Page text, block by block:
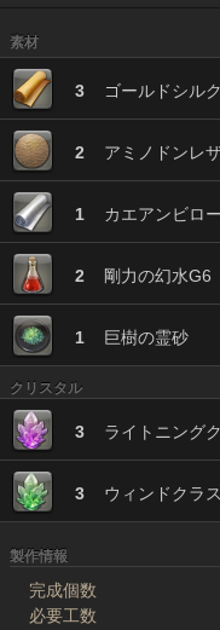
素材
3 ゴールドシルク
2 アミノドンレ
1 カエアンビロ
2 剛力の幻水G6
1 巨樹の霊砂
クリスタル
3 ライトニング
3 ウィンドクラ
製作情報
完成個数
必要工数